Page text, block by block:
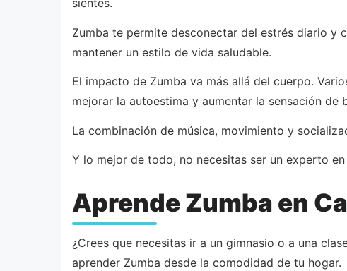
Zumba te permite desconectar del estrés diario y
mantener un estilo de vida saludable.
El impacto de Zumba va más allá del cuerpo.
mejorar la autoestima y aumentar la sensación de
La combinación de música, movimiento y
Y lo mejor de todo, no necesitas ser un experto
Aprende Zumba en
¿Crees que necesitas ir a un gimnasio o a una
aprender Zumba desde la comodidad de tu hogar.